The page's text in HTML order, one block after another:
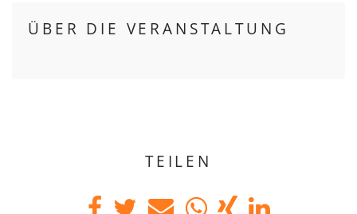
ÜBER DIE VERANSTALTUNG
TEILEN